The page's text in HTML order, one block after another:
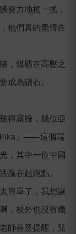
努力地搖一搖，
他們真的覺得自
，煤礦在高壓之
成為鑽石。
得露臉，幾位亞
Fika」――這個瑞
，其中一位中國
贏在起跑點。
簡單了，我想讓
，校外也沒有機
師善意提醒，兒